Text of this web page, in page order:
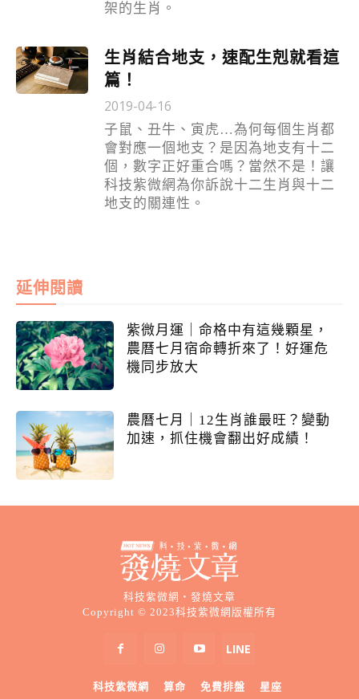
架的生肖。
生肖結合地支，速配生剋就看這
篇！
2019-04-16
子鼠、丑牛、寅虎…為何每個生肖都
會對應一個地支？是因為地支有十二
個，數字正好重合嗎？當然不是！讓
科技紫微網為你訴說十二生肖與十二
地支的關連性。
延伸閱讀
紫微月運｜命格中有這幾顆星，
農曆七月宿命轉折來了！好運危
機同步放大
農曆七月｜12生肖誰最旺？變動
加速，抓住機會翻出好成績！
科技紫微網・發燒文章
Copyright © 2023科技紫微網版權所有
科技紫微網 算命 免費排盤 星座